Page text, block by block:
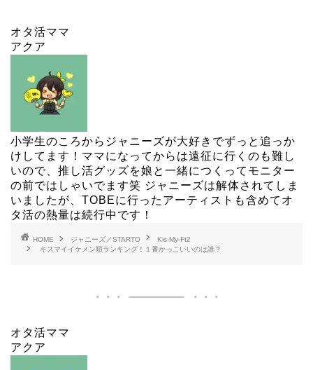
オタ活ママ
アクア
小学生のころからジャニーズが大好きでずっと追っか
けしてます！ママになってからは遠征に行くのも難し
いので、推し活グッズを娘と一緒につくってモニター
の前ではしゃいでます笑 ジャニーズは解体されてしま
いましたが、TOBEに行ったアーティストも含めてオ
タ活の熱量は続行中です！
HOME ジャニーズ／STARTO
Kis-My-Ft2
キスマイイケメン順ランキング！１番かっこいいのは誰？
オタ活ママ
アクア